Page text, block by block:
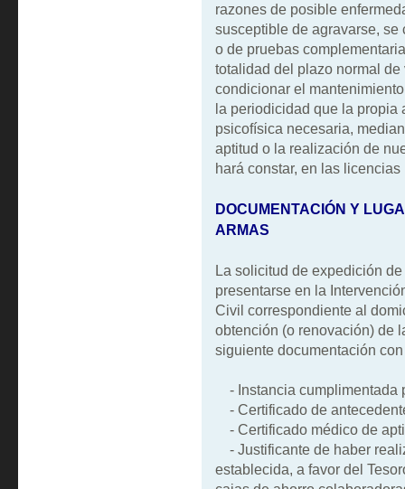
razones de posible
susceptible de agravarse, se
o de pruebas
totalidad del plazo normal
condicionar el
la periodicidad que la propia
psicofísica necesaria,
aptitud o la realización de
hará constar, en las
DOCUMENTACIÓN Y
ARMAS
La solicitud de expedición
presentarse en la
Civil correspondiente al
obtención (o renovación) de
siguiente documentación
- Instancia cumplimentada
- Certificado de
- Certificado médico de
- Justificante de haber
establecida, a favor del